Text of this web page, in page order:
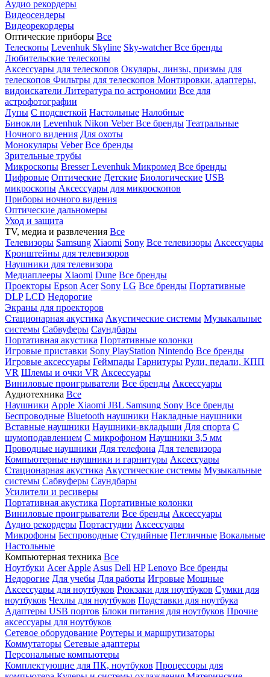
Аудио рекордеры
Видеосендеры
Видеорекордеры
Оптические приборы Все
Телескопы Levenhuk Skyline Sky-watcherВсе бренды
Любительские телескопы
Аксессуары для телескопов Окуляры, линзы, призмы для
телескопов Фильтры для телескопов Монтировки, адаптеры,
видоискатели Литература по астрономии Все для
астрофотографии
Лупы С подсветкой Настольные Налобные
Бинокли Levenhuk Nikon VeberВсе бренды Театральные
Ночного видения Для охоты
Монокуляры Veber Все бренды
Зрительные трубы
Микроскопы BresserLevenhuk Микромед Все бренды
Цифровые Оптические Детские Биологические USB
микроскопы Аксессуары для микроскопов
Приборы ночного видения
Оптические дальномеры
Уход и защита
TV, медиа и развлечения Все
Телевизоры Samsung Xiaomi Sony Все телевизоры Аксессуары
Кронштейны для телевизоров
Наушники для телевизора
Медиаплееры Xiaomi Dune Все бренды
Проекторы Epson Acer Sony LG Все бренды Портативные
DLP LCD Недорогие
Экраны для проекторов
Стационарная акустика Акустические системы Музыкальные
системы Сабвуферы Саундбары
Портативная акустика Портативные колонки
Игровые приставки Sony PlayStation Nintendo Все бренды
Игровые аксессуары Геймпады Гарнитуры Рули, педали, КПП
VR Шлемы и очки VR Аксессуары
Виниловые проигрыватели Все бренды Аксессуары
Аудиотехника Все
Наушники Apple Xiaomi JBL Samsung Sony Все бренды
Беспроводные Bluetooth наушники Накладные наушники
Вставные наушники Наушники-вкладыши Для спорта С
шумоподавлением С микрофоном Наушники 3,5 мм
Проводные наушники Для телефона Для телевизора
Компьютерные наушники и гарнитуры Аксессуары
Стационарная акустика Акустические системы Музыкальные
системы Сабвуферы Саундбары
Усилители и ресиверы
Портативная акустика Портативные колонки
Виниловые проигрыватели Все бренды Аксессуары
Аудио рекордеры Портастудии Аксессуары
Микрофоны Беспроводные Студийные Петличные Вокальные
Настольные
Компьютерная техника Все
Ноутбуки Acer Apple Asus Dell HP Lenovo Все бренды
Недорогие Для учебы Для работы Игровые Мощные
Аксессуары для ноутбуков Рюкзаки для ноутбуков Сумки для
ноутбуков Чехлы для ноутбуков Подставки для ноутбука
Адаптеры USB портов Блоки питания для ноутбуков Прочие
аксессуары для ноутбуков
Сетевое оборудование Роутеры и маршрутизаторы
Коммутаторы Сетевые адаптеры
Персональные компьютеры
Комплектующие для ПК, ноутбуков Процессоры для